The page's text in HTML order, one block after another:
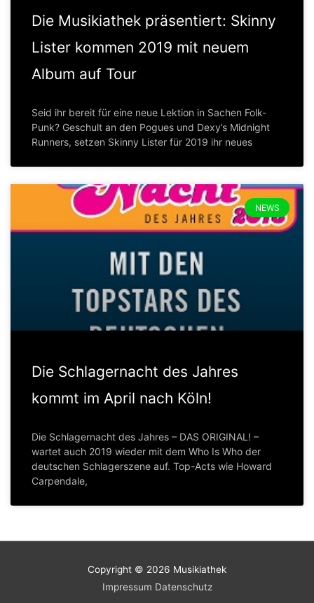
Die Musikiathek präsentiert: Skinny
Lister kommen 2019 mit neuem
Album auf Tour
Seid ihr bereit für eine neue Lektion in Sachen Folk-
Punk? Geschult an den Pogues und Dexy’s Midnight
Runners, setzen Skinny Lister für 2019 ihr neues
NEWS
Die Schlagernacht des Jahres
kommt im April nach Köln!
Die Schlagernacht des Jahres – DAS ORIGINAL! –
wartet auch 2019 wieder mit dem Who Is Who der
deutschen Schlagerszene auf. Top-Acts wie Howard
Carpendale,
Copyright © 2026 Musikiathek
Impressum Datenschutz